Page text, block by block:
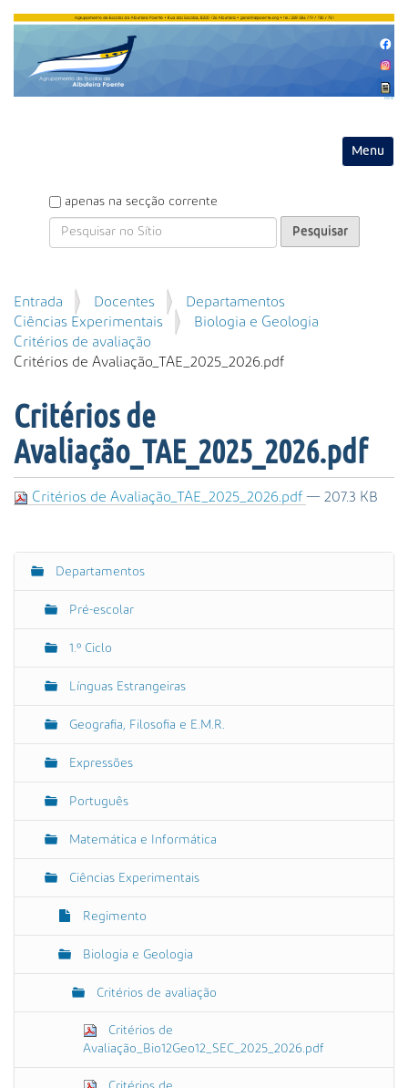
Toggle
P
e
i
s
a
r
apenas na secção corrente
P
e
s
q
s
A
v
a
a
Entrada Docentes
Departamentos
Ciências Experimentais
Biologia e Geologia
Critérios de avaliação
Critérios de Avaliação_TAE_2025_2026.pdf
Critérios de
Avaliação_TAE_2025_2026.pdf
Critérios de Avaliação_TAE_2025_2026.pdf — 207.3 KB
N
Departamentos
Pré-escolar
1.º Ciclo
Línguas Estrangeiras
Geografia, Filosofia e E.M.R.
Expressões
Português
Matemática e Informática
Ciências Experimentais
Regimento
Biologia e Geologia
Critérios de avaliação
Critérios de
Avaliação_Bio12Geo12_SEC_2025_2026.pdf